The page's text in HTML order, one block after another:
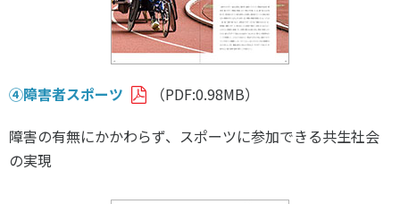
④障害者スポーツ
（PDF:0.98MB）
障害の有無にかかわらず、スポーツに参加できる共生社会
の実現